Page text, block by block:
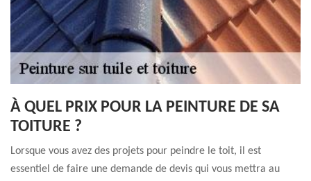
À QUEL PRIX POUR LA PEINTURE DE SA
TOITURE ?
Lorsque vous avez des projets pour peindre le toit, il est
essentiel de faire une demande de devis qui vous mettra au